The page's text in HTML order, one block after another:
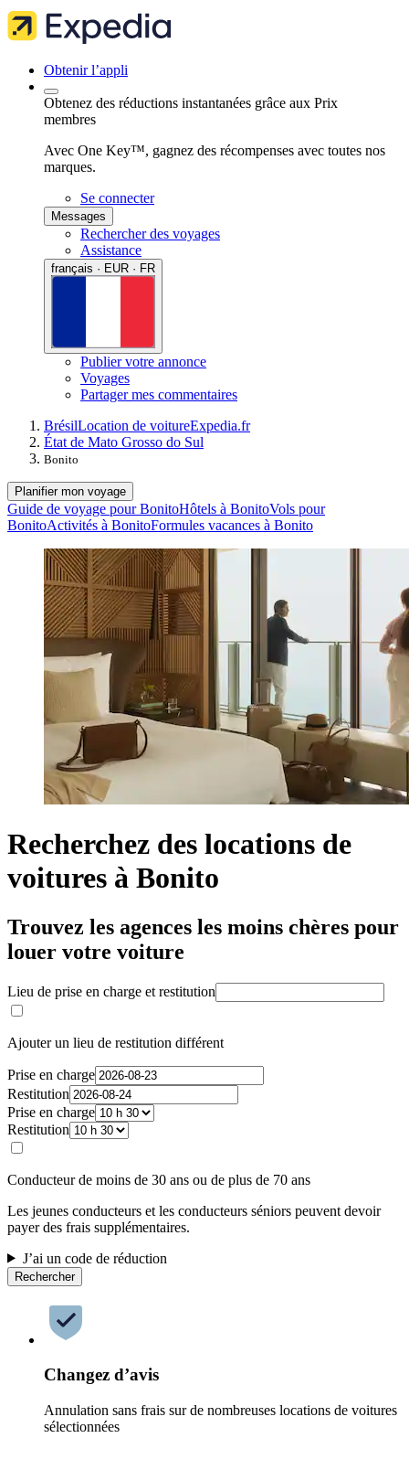
Obtenir l’appli
Obtenez des réductions instantanées grâce aux Prix
membres
Avec One Key™, gagnez des récompenses avec toutes nos
marques.
Se connecter
Messages
Rechercher des voyages
Assistance
français · EUR · FR
Publier votre annonce
Voyages
Partager mes commentaires
BrésilLocation de voitureExpedia.fr
État de Mato Grosso do Sul
Bonito
Planifier mon voyage
Guide de voyage pour BonitoHôtels à BonitoVols pour
BonitoActivités à BonitoFormules vacances à Bonito
Recherchez des locations de
voitures à Bonito
Trouvez les agences les moins chères pour
louer votre voiture
Lieu de prise en charge et restitution
Ajouter un lieu de restitution différent
Prise en charge
Restitution
Prise en charge
Restitution
Conducteur de moins de 30 ans ou de plus de 70 ans
Les jeunes conducteurs et les conducteurs séniors peuvent devoir
payer des frais supplémentaires.
J’ai un code de réduction
Rechercher
Changez d’avis
Annulation sans frais sur de nombreuses locations de voitures
sélectionnées